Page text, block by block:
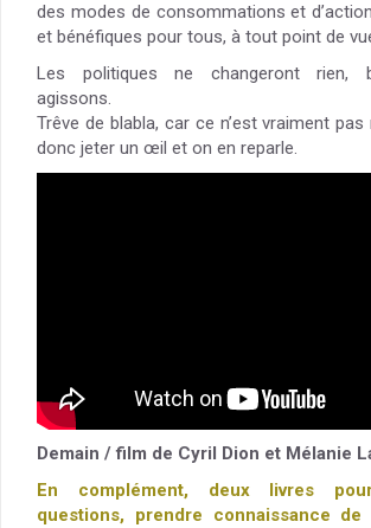
des modes de consommations et
et bénéfiques pour tous, à tout point de
Les politiques ne changeront rien,
agissons.
Trêve de blabla, car ce n’est vraiment
donc jeter un œil et on en reparle.
Demain / film de Cyril Dion et Mélanie
En complément, deux livres
questions, prendre connaissance